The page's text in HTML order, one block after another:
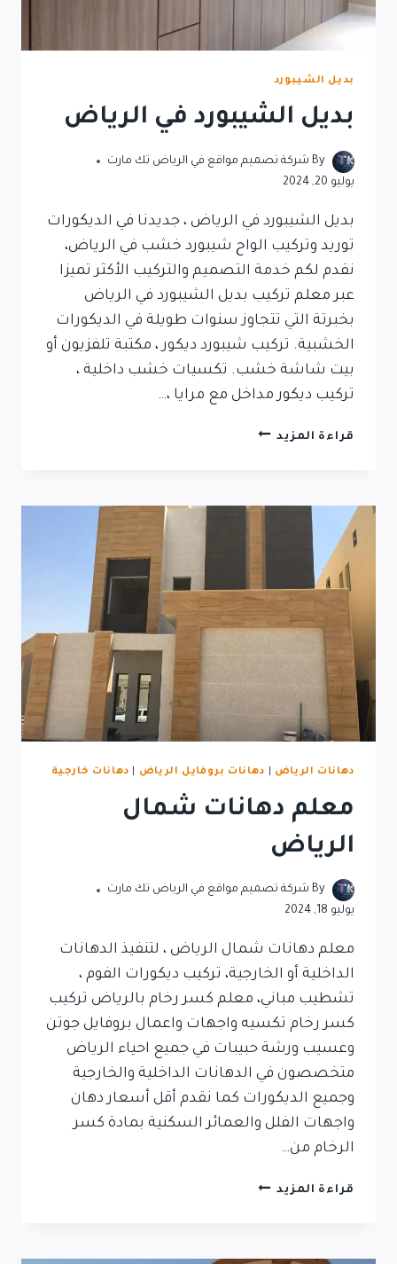
بديل الشيبورد
بديل الشيبورد في الرياض
By شركة تصميم مواقع في الرياض تك مارت
يوليو 20, 2024
بديل الشيبورد في الرياض ، جديدنا في الديكورات
توريد وتركيب الواح شيبورد خشب في الرياض،
نقدم لكم خدمة التصميم والتركيب الأكثر تميزا
عبر معلم تركيب بديل الشيبورد في الرياض
بخبرتة التي تتجاوز سنوات طويلة في الديكورات
الخشبية. تركيب شيبورد ديكور ، مكتبة تلفزيون أو
بيت شاشة خشب. تكسيات خشب داخلية ،
تركيب ديكور مداخل مع مرايا ،…
قراءة المزيد
دهانات الرياض دهانات بروفايل الرياض دهانات خارجية
معلم دهانات شمال
الرياض
By شركة تصميم مواقع في الرياض تك مارت
يوليو 18, 2024
معلم دهانات شمال الرياض ، لتنفيذ الدهانات
الداخلية أو الخارجية، تركيب ديكورات الفوم ،
تشطيب مباني، معلم كسر رخام بالرياض تركيب
كسر رخام تكسيه واجهات واعمال بروفايل جوتن
وعسيب ورشة حبيبات في جميع احياء الرياض
متخصصون في الدهانات الداخلية والخارجية
وجميع الديكورات كما نقدم أقل أسعار دهان
واجهات الفلل والعمائر السكنية بمادة كسر
الرخام من…
قراءة المزيد